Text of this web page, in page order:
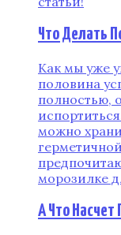
Что Делать
Как мы уже
половина
полностью,
можно
морозилке
А Что